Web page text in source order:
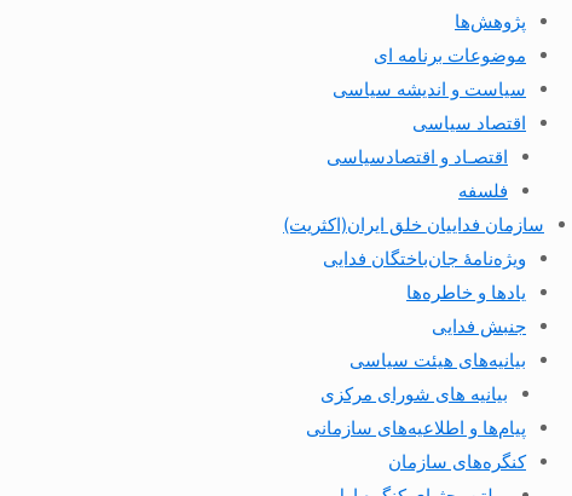
پژوهش‌ها
موضوعات برنامه ای
سیاست و اندیشه سیاسی
اقتصاد سیاسی
اقتصـاد و اقتصاد‌سیاسی
فلسفه
سازمان فداییان خلق ایران(اکثریت)
ویژه‌نامهٔ جان‌باختگان فدایی
یادها و خاطره‌ها
جنبش فدایی
بیانیه‌های هیئت سیاسی
بیانیه های شورای مرکزی
پیام‌ها و اطلاعیه‌های سازمانی
کنگره‌های سازمان